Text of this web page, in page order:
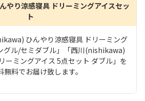
やり涼感寝具 ドリーミングアイスセッ
ト
ひんやり涼感寝具 ドリーミング
グル/セミダブル」「西川(nishikawa)
ーミングアイス 5点セット ダブル」を
料でお届け致します。